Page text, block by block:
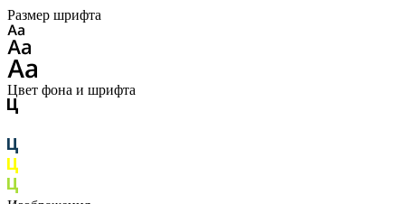
Размер шрифта
Цвет фона и шрифта